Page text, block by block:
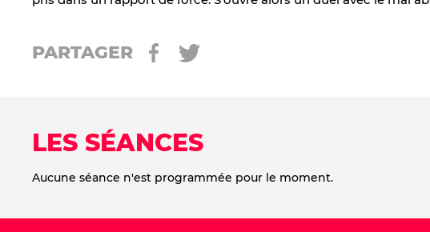
PARTAGER
LES SÉANCES
Aucune séance n'est programmée pour le moment.